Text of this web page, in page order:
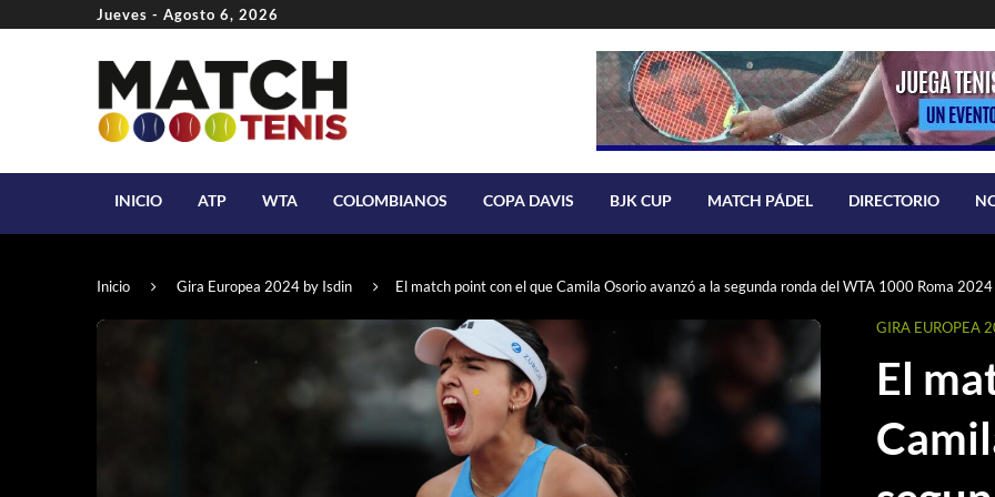
Jueves - Agosto 6, 2026
INICIO ATP WTA COLOMBIANOS COPA DAVIS BJK CUP MATCH PÁDEL DIRECTORIO
Inicio Gira Europea 2024 by Isdin El match point con el que Camila Osorio avanzó a la segunda ronda del WTA 1000 Roma 2024
GIRA EUROPEA
El